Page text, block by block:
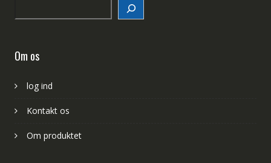
Om os
log ind
Kontakt os
Om produktet